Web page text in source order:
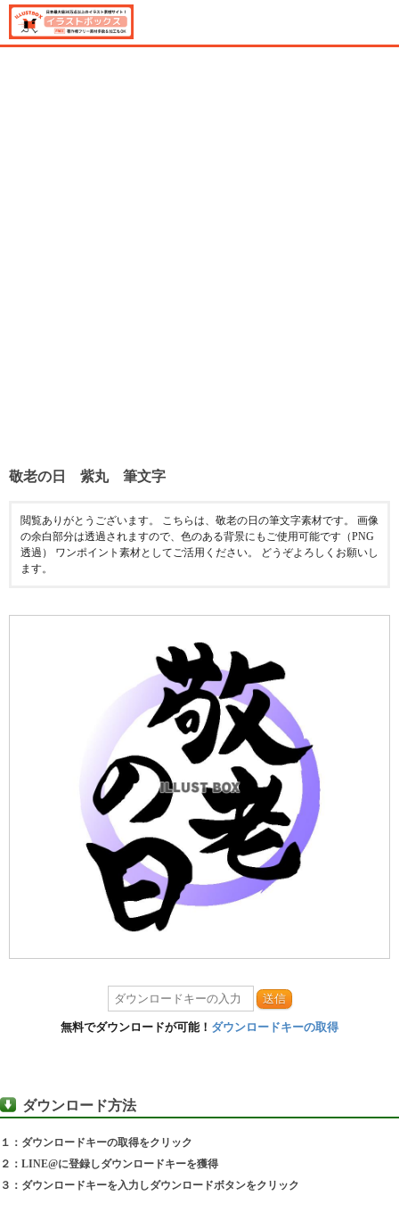
敬老の日 紫丸 筆文字
閲覧ありがとうございます。 こちらは、敬老の日の筆文字素材です。 画像
の余白部分は透過されますので、色のある背景にもご使用可能です（PNG
透過） ワンポイント素材としてご活用ください。 どうぞよろしくお願いし
ます。
送信
無料でダウンロードが可能！ ダウンロードキーの取得
ダウンロード方法
１：ダウンロードキーの取得をクリック
２：LINE@に登録しダウンロードキーを獲得
３：ダウンロードキーを入力しダウンロードボタンをクリック